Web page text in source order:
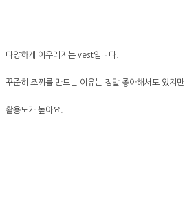
다양하게 어우러지는 vest입니다.
꾸준히 조끼를 만드는 이유는 정말 좋아해서도 있지만
활용도가 높아요.